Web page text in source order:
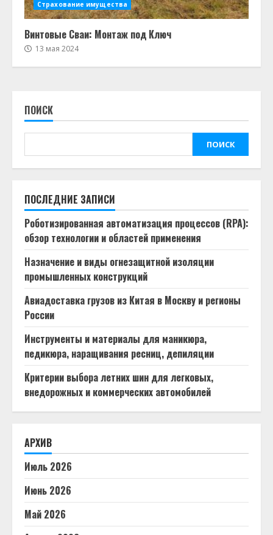
Страхование имущества
Винтовые Сваи: Монтаж под Ключ
13 мая 2024
ПОИСК
ПОИСК
ПОСЛЕДНИЕ ЗАПИСИ
Роботизированная автоматизация процессов (RPA):
обзор технологии и областей применения
Назначение и виды огнезащитной изоляции
промышленных конструкций
Авиадоставка грузов из Китая в Москву и регионы
России
Инструменты и материалы для маникюра,
педикюра, наращивания ресниц, депиляции
Критерии выбора летних шин для легковых,
внедорожных и коммерческих автомобилей
АРХИВ
Июль 2026
Июнь 2026
Май 2026